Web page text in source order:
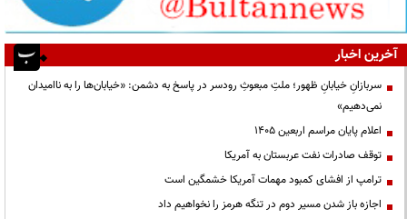
آخرین اخبار
سربازانِ خیابانِ ظهور؛ ملتِ مبعوثِ رودسر در پاسخ به دشمن: «خیابان‌ها را به ناامیدان
نمی‌دهیم»
اعلام پایان مراسم اربعین ۱۴۰۵
توقف صادرات نفت عربستان به آمریکا
ترامپ از افشای کمبود مهمات آمریکا خشمگین است
اجازه باز شدن مسیر دوم در تنگه هرمز را نخواهیم داد